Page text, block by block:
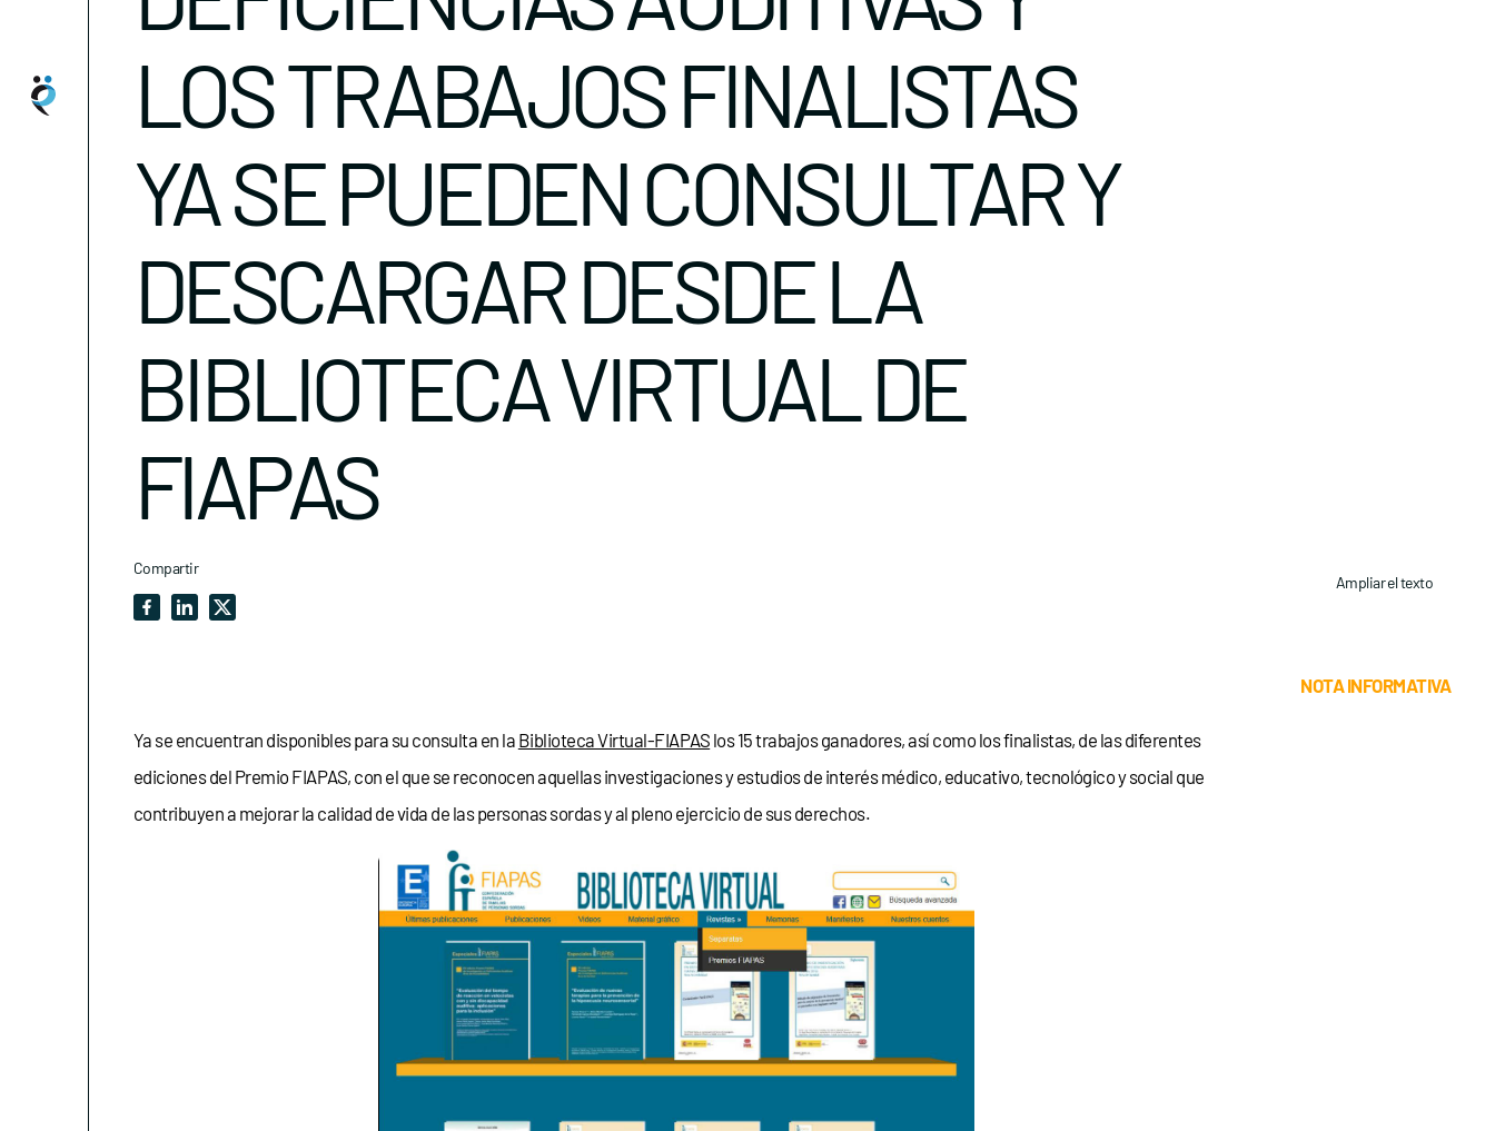
LOS TRABAJOS FINALISTAS
YA SE PUEDEN CONSULTAR Y
DESCARGAR DESDE LA
BIBLIOTECA VIRTUAL DE
FIAPAS
Compartir
Ampliar el texto
NOTA INFORMATIVA
Ya se encuentran disponibles para su consulta en la Biblioteca Virtual-FIAPAS los 15 trabajos ganadores, así como los finalistas, de las diferentes
ediciones del Premio FIAPAS, con el que se reconocen aquellas investigaciones y estudios de interés médico, educativo, tecnológico y social que
contribuyen a mejorar la calidad de vida de las personas sordas y al pleno ejercicio de sus derechos.